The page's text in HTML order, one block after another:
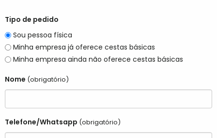
Tipo de pedido
Sou pessoa física
Minha empresa já oferece cestas básicas
Minha empresa ainda não oferece cestas básicas
Nome (obrigatório)
Telefone/Whatsapp (obrigatório)